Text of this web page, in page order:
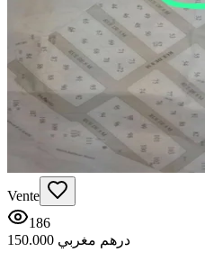
Vente
186
150.000 درهم مغربي